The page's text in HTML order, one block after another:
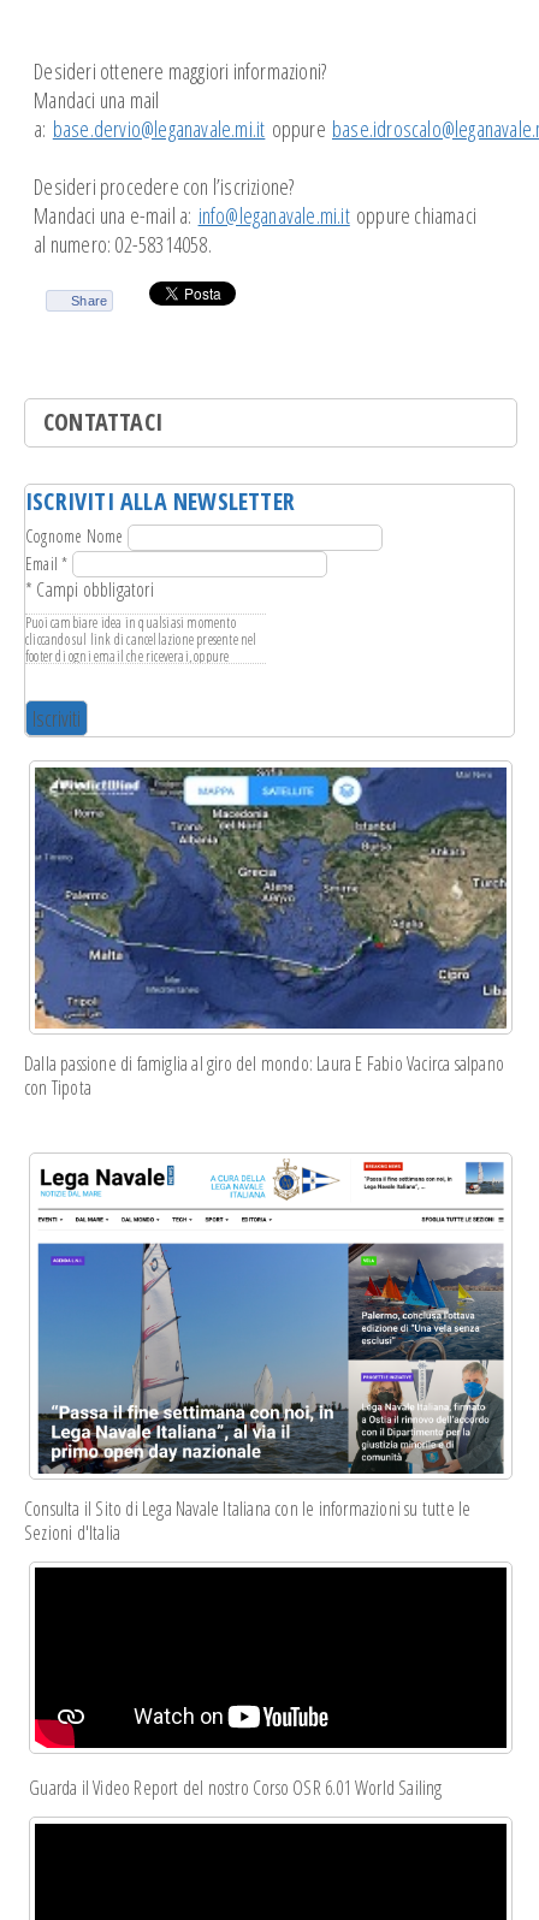
Desideri ottenere maggiori informazioni?
Mandaci una mail
a: base.dervio@leganavale.mi.it oppure
Desideri procedere con l’iscrizione?
Mandaci una e-mail a: info@leganavale.mi.itoppure chiamaci
al numero: 02-58314058.
Share
CONTATTACI
ISCRIVITI ALLA NEWSLETTER
Cognome Nome
Email*
* Campi obbligatori
Puoi cambiare idea in qualsiasi momento
cliccando sul link di cancellazione presente nel
footer di ogni email che riceverai, oppure
sulle nostre pratiche di privacy ti invitiamo a
visitare il nostro sito web. Cliccando su
"iscriviti", accetti l'elaborazione dei tuoi dati in
conformità con questi termini.
Usiamo Mailchimp come piattaforma di
marketing. Cliccando su "iscriviti", accetti che i
tuoi dati vengano trasferite a Mailchimp per
l'elaborazione. Scopri di più sulle pratiche di
privacy di Mailchimpqui.
Dalla passione di famiglia al giro del mondo: Laura E Fabio Vacirca salpano
con Tipota
Consulta il Sito di Lega Navale Italiana con le informazioni su tutte le
Sezioni d'Italia
Guarda il Video Report del nostro Corso OSR 6.01 World Sailing